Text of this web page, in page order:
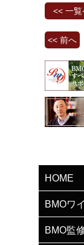
<< 一
<< 前へ
HOME
BMOワ
BMO監